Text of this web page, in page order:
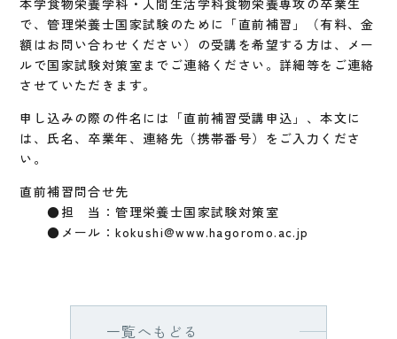
で、管理栄養士国家試験のために「直前補習」（有料、金
額はお問い合わせください）の受講を希望する方は、メー
ルで国家試験対策室までご連絡ください。詳細等をご連絡
させていただきます。
申し込みの際の件名には「直前補習受講申込」、本文に
は、氏名、卒業年、連絡先（携帯番号）をご入力くださ
い。
直前補習問合せ先
●担 当：管理栄養士国家試験対策室
●メール：kokushi@www.hagoromo.ac.jp
一覧へもどる